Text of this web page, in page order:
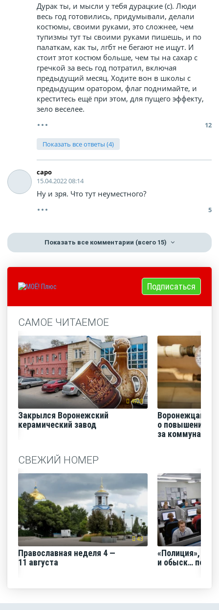
Дурак ты, и мысли у тебя дурацкие (с). Люди
весь год готовились, придумывали, делали
костюмы, своими руками, это сложнее, чем
тупизмы тут ты своими руками пишешь, и по
палаткам, как ты, лгбт не бегают не ищут. И
стоит этот костюм больше, чем ты на сахар с
гречкой за весь год потратил, включая
предыдущий месяц. Ходите вон в школы с
предыдущим оратором, флаг поднимайте, и
креститесь ещё при этом, для пущего эффекту,
зело веселее.
12
Показать все ответы (4)
capo
15.04.2022 08:14
Ну и зря. Что тут неуместного?
5
Показать все комментарии (всего 15)
Подписаться
САМОЕ ЧИТАЕМОЕ
4928
Закрылся Воронежский
керамический завод
Воронежцам
о повышении
за
СВЕЖИЙ НОМЕР
43
Православная неделя 4 —
11 августа
«Полиция»,
и обыск… по